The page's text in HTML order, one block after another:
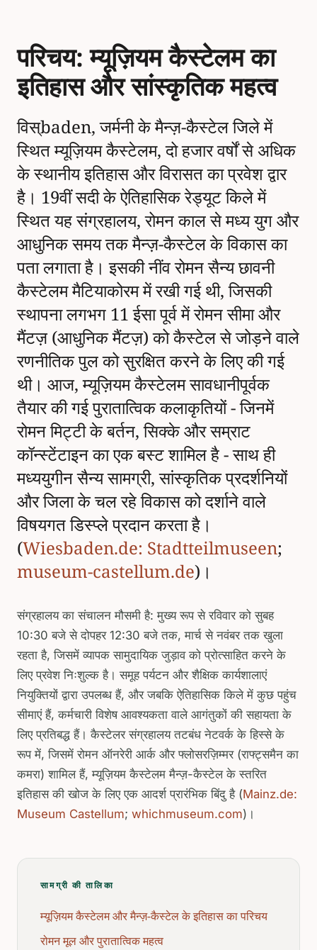
परिचय: म्यूज़ियम कैस्टेलम का
इतिहास और सांस्कृतिक महत्व
विस्baden, जर्मनी के मैन्ज़-कैस्टेल जिले में
स्थित म्यूज़ियम कैस्टेलम, दो हजार वर्षों से अधिक
के स्थानीय इतिहास और विरासत का प्रवेश द्वार
है। 19वीं सदी के ऐतिहासिक रेड्यूट किले में
स्थित यह संग्रहालय, रोमन काल से मध्य युग और
आधुनिक समय तक मैन्ज़-कैस्टेल के विकास का
पता लगाता है। इसकी नींव रोमन सैन्य छावनी
कैस्टेलम मैटियाकोरम में रखी गई थी, जिसकी
स्थापना लगभग 11 ईसा पूर्व में रोमन सीमा और
मैंटज़ (आधुनिक मैंटज़) को कैस्टेल से जोड़ने वाले
रणनीतिक पुल को सुरक्षित करने के लिए की गई
थी। आज, म्यूज़ियम कैस्टेलम सावधानीपूर्वक
तैयार की गई पुरातात्विक कलाकृतियों - जिनमें
रोमन मिट्टी के बर्तन, सिक्के और सम्राट
कॉन्स्टेंटाइन का एक बस्ट शामिल है - साथ ही
मध्ययुगीन सैन्य सामग्री, सांस्कृतिक प्रदर्शनियों
और जिला के चल रहे विकास को दर्शाने वाले
विषयगत डिस्प्ले प्रदान करता है।
(Wiesbaden.de: Stadtteilmuseen;
museum-castellum.de)।
संग्रहालय का संचालन मौसमी है: मुख्य रूप से रविवार को सुबह
10:30 बजे से दोपहर 12:30 बजे तक, मार्च से नवंबर तक खुला
रहता है, जिसमें व्यापक सामुदायिक जुड़ाव को प्रोत्साहित करने के
लिए प्रवेश निःशुल्क है। समूह पर्यटन और शैक्षिक कार्यशालाएं
नियुक्तियों द्वारा उपलब्ध हैं, और जबकि ऐतिहासिक किले में कुछ पहुंच
सीमाएं हैं, कर्मचारी विशेष आवश्यकता वाले आगंतुकों की सहायता के
लिए प्रतिबद्ध हैं। कैस्टेलर संग्रहालय तटबंध नेटवर्क के हिस्से के
रूप में, जिसमें रोमन ऑनरेरी आर्क और फ्लोसरज़िम्मर (राफ्ट्समैन का
कमरा) शामिल हैं, म्यूज़ियम कैस्टेलम मैन्ज़-कैस्टेल के स्तरित
इतिहास की खोज के लिए एक आदर्श प्रारंभिक बिंदु है (Mainz.de:
Museum Castellum; whichmuseum.com)।
सामग्री की तालिका
म्यूज़ियम कैस्टेलम और मैन्ज़-कैस्टेल के इतिहास का परिचय
रोमन मूल और पुरातात्विक महत्व